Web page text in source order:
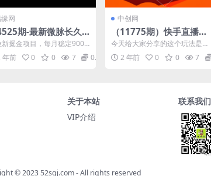
网
期-最新微脉长久
，拉新掘金，月入稳
新掘金项目，每月稳定900
需复制粘贴就ok课程内容：
教程 2软...
年前 0 0 7 0.99
中创网
（11775期）快手直播间
转播玩法简单躺赚，真正
的全无人直播，小白轻松
上手月入1W+
今天给大家分享的这个玩法是之
前都没有人分享出来过的傻瓜式
无人直播玩法，纯躺赚。因...
2 年前 0 0 7
关于本站
VIP介绍
联系我们
© 2023 52sqj.com- All rights reserved